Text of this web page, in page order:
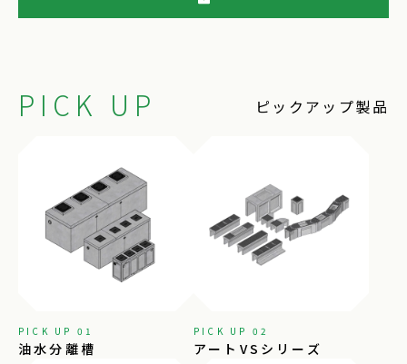
PICK UP ピックアップ製品
PICK UP 01
油水分離槽
PICK UP 02
アートVSシリーズ